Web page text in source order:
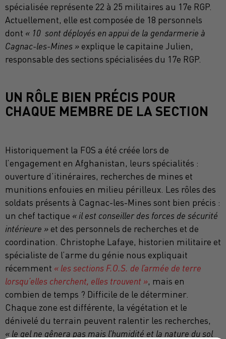
spécialisée représente 22 à 25 militaires au 17e RGP.
Actuellement, elle est composée de 18 personnels
dont « 10 sont déployés en appui de la gendarmerie à
Cagnac-les-Mines » explique le capitaine Julien,
responsable des sections spécialisées du 17e RGP.
UN RÔLE BIEN PRÉCIS POUR
CHAQUE MEMBRE DE LA SECTION
Historiquement la FOS a été créée lors de
l’engagement en Afghanistan, leurs spécialités :
ouverture d’itinéraires, recherches de mines et
munitions enfouies en milieu périlleux. Les rôles des
soldats présents à Cagnac-les-Mines sont bien précis :
un chef tactique « il est conseiller des forces de sécurité
intérieure » et des personnels de recherches et de
coordination. Christophe Lafaye, historien militaire et
spécialiste de l’arme du génie nous expliquait
récemment « les sections F.O.S. de l’armée de terre
lorsqu’elles cherchent, elles trouvent », mais en
combien de temps ? Difficile de le déterminer.
Chaque zone est différente, la végétation et le
dénivelé du terrain peuvent ralentir les recherches,
« le gel ne gênera pas mais l’humidité et la nature du sol